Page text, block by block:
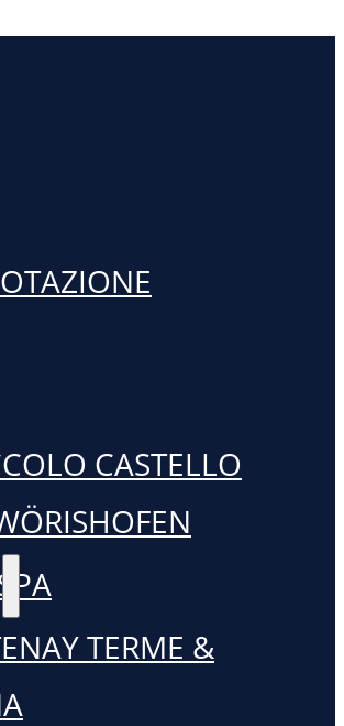
CASTELLO
TERME &